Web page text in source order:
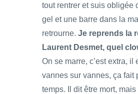
tout rentrer et suis obligée
gel et une barre dans la
retrourne. Je reprends la
Laurent Desmet, quel
On se marre, c’est extra, il
vannes sur vannes, ça fait
temps. Il dit être mort,